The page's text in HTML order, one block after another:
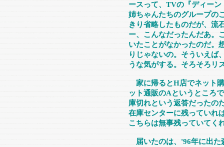
ースって、TVの『ディー
姉ちゃんたちのグループの
きり省略したものだが、流
ー、こんなだったんだあ。
いたことがなかったのだ。
りじゃないの。そういえば
うな気がする。そろそろリ
家に帰るとH店でネット
ット通販のAというところ
庫切れという返答だったの
在庫センターに残っていれ
こちらは無事残っていてく
届いたのは、'96年に出た